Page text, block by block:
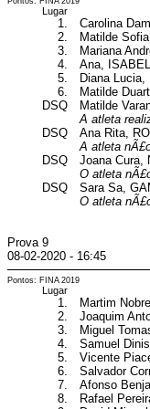
Lugar
1. Carolina
2.
Matilde
3.
Mariana
4.
Ana,
5.
Diana Lucia,
6.
Matilde
DSQ
Matilde
A atleta
DSQ
Ana Rita,
A atleta
DSQ
Joana Cura,
O atleta
DSQ
Sara Sa,
O atleta
Prova 9
08-02-2020 - 16:45
Pontos: FINA 2019
Lugar
1. Martim
2.
Joaquim
3.
Miguel
4.
Samuel
5.
Vicente
6.
Salvador
7.
Afonso
8.
Rafael